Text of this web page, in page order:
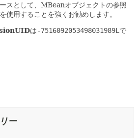
スとして、MBeanオブジェクトの参照
使用することを強くお勧めします。
は-7516092053498031989L で
ー